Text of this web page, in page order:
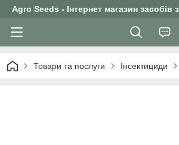
Agro Seeds - Інтернет магазин засобів
Товари та послуги Інсектициди